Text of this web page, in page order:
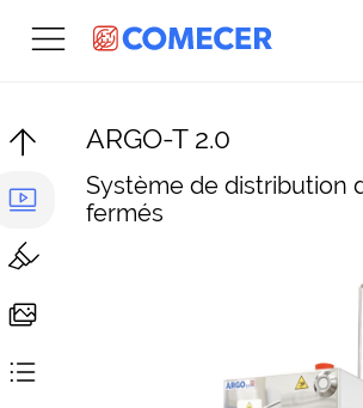
ARGO-T 2.0
Système de distribution
fermés